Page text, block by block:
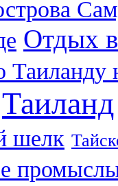
Отдых
Таиланду
Таиланд
шелк